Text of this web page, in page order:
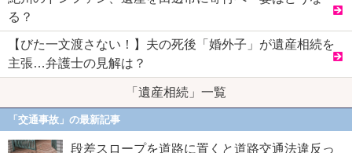
る？
【びた一文渡さない！】夫の死後「婚外子」が遺産相続を
主張…弁護士の見解は？
「遺産相続」一覧
「交通事故」の最新記事
段差スロープを道路に置くと道路交通法違反っ